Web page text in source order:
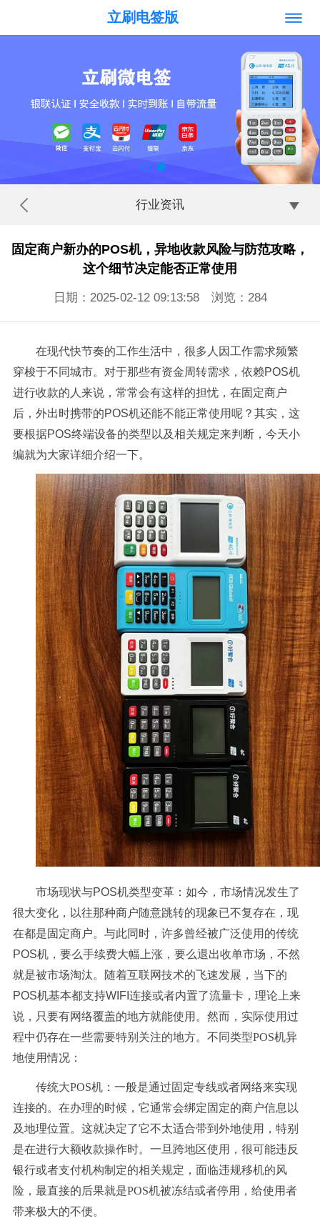
立刷电签版
行业资讯
固定商户新办的POS机，异地收款风险与防范攻略，
这个细节决定能否正常使用
日期：2025-02-12 09:13:58 浏览： 284
在现代快节奏的工作生活中，很多人因工作需求频繁
穿梭于不同城市。对于那些有资金周转需求，依赖POS机
进行收款的人来说，常常会有这样的担忧，在固定商户
后，外出时携带的POS机还能不能正常使用呢？其实，这
要根据POS终端设备的类型以及相关规定来判断，今天小
编就为大家详细介绍一下。
市场现状与POS机类型变革：如今，市场情况发生了
很大变化，以往那种商户随意跳转的现象已不复存在，现
在都是固定商户。与此同时，许多曾经被广泛使用的传统
POS机，要么手续费大幅上涨，要么退出收单市场，不然
就是被市场淘汰。随着互联网技术的飞速发展，当下的
POS机基本都支持WIFI连接或者内置了流量卡，理论上来
说，只要有网络覆盖的地方就能使用。 然而，实际使用过
程中仍存在一些需要特别关注的地方。不同类型POS机异
地使用情况：
传统大POS机：一般是通过固定专线或者网络来实现
连接的。在办理的时候，它通常会绑定固定的商户信息以
及地理位置。这就决定了它不太适合带到外地使用，特别
是在进行大额收款操作时。一旦跨地区使用，很可能违反
银行或者支付机构制定的相关规定，面临违规移机的风
险，最直接的后果就是POS机被冻结或者停用，给使用者
带来极大的不便。